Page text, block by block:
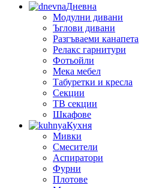
Дневна
Модулни дивани
Ъглови дивани
Разгъваеми канапета
Релакс гарнитури
Фотьойли
Мека мебел
Табуретки и кресла
Секции
ТВ секции
Шкафове
Кухня
Мивки
Смесители
Аспиратори
Фурни
Плотове